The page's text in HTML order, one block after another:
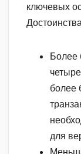
ключевых
Более
более
для